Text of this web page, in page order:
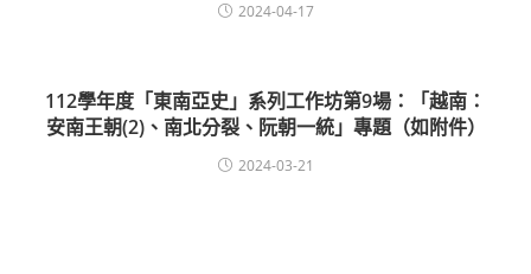
2024-04-17
112學年度「東南亞史」系列工作坊第9場：「越南：
安南王朝(2)、南北分裂、阮朝一統」專題（如附件）
2024-03-21